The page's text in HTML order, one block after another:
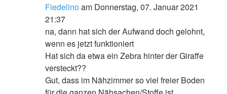
Fiedelinoam Donnerstag, 07. Januar 2021
21:37
na, dann hat sich der Aufwand doch gelohnt,
wenn es jetzt funktioniert
Hat sich da etwa ein Zebra hinter der Giraffe
versteckt??
Gut, dass im Nähzimmer so viel freier Boden